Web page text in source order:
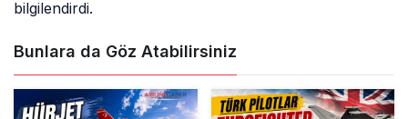
bilgilendirdi.
Bunlara da Göz Atabilirsiniz